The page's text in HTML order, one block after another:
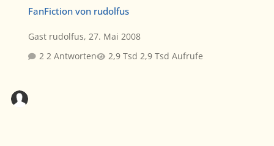
FanFiction von rudolfus
Gast rudolfus,27. Mai 2008
2 Antworten
2,9 Tsd Aufrufe